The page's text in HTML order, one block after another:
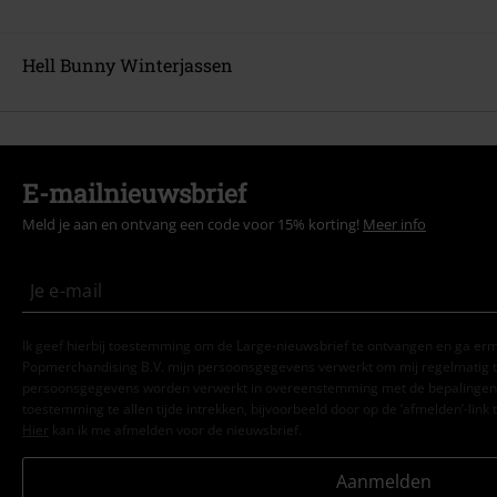
Hell Bunny Winterjassen
E-mailnieuwsbrief
Meld je aan en ontvang een code voor 15% korting! Meer info
Ik geef hierbij toestemming om de Large-nieuwsbrief te ontvangen en ga
Popmerchandising B.V. mijn persoonsgegevens verwerkt om mij
persoonsgegevens worden verwerkt in overeenstemming met de
toestemming te allen tijde intrekken, bijvoorbeeld door op de ‘afmelden’-link
Hier kan ik me afmelden voor de nieuwsbrief.
Aanmelden